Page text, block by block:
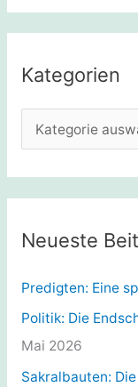
h
n
n
h
Kategorien
a
t
g
r
i
e
n
Neueste
Predigten: Eine
Politik: Die
Mai 2026
Sakralbauten: